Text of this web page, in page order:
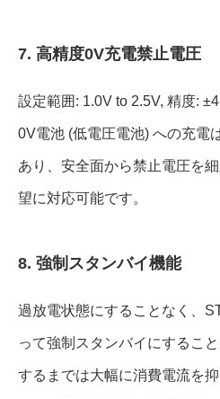
7. 高精度0V充電禁止電圧
設定範囲: 1.0V to 2.5V, 精度:
0V電池 (低電圧電池) への充電
あり、安全面から禁止電圧を
望に対応可能です。
8. 強制スタンバイ機能
過放電状態にすることなく、
って強制スタンバイにするこ
するまでは大幅に消費電流を